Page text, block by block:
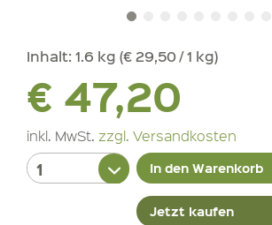
Inhalt: 1.6 kg (€ 29,50 / 1 kg)
€ 47,20
inkl. MwSt. zzgl. Versandkosten
In den Warenkorb
Jetzt kaufen